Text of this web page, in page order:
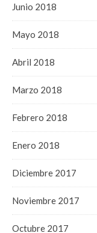
Junio 2018
Mayo 2018
Abril 2018
Marzo 2018
Febrero 2018
Enero 2018
Diciembre 2017
Noviembre 2017
Octubre 2017